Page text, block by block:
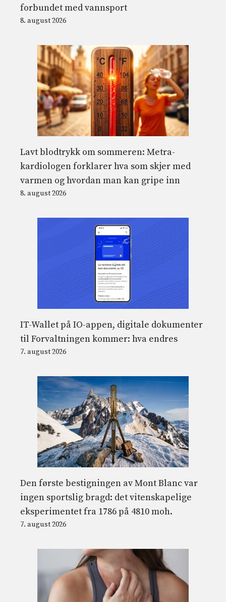
forbundet med vannsport
8. august 2026
Lavt blodtrykk om sommeren: Metra-
kardiologen forklarer hva som skjer med
varmen og hvordan man kan gripe inn
8. august 2026
IT-Wallet på IO-appen, digitale dokumenter
til Forvaltningen kommer: hva endres
7. august 2026
Den første bestigningen av Mont Blanc var
ingen sportslig bragd: det vitenskapelige
eksperimentet fra 1786 på 4810 moh.
7. august 2026